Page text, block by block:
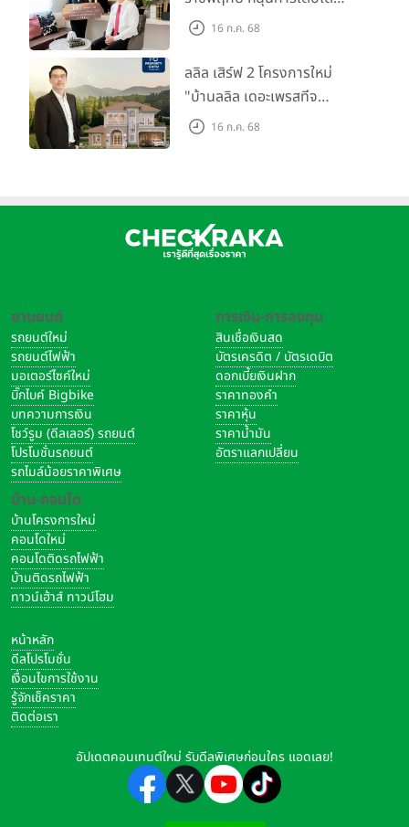
ตลาดที่อยู่อาศัย พร้อมเปิดตัว
ราชพฤกษ์-345" มูลค่า 600
ลบ.
16 ก.ค. 68
ลลิล เสิร์ฟ 2 โครงการใหม่
"บ้านลลิล เดอะเพรสทีจ
ราชบุรี" และ "ไลโอ ราชบุรี"
16 ก.ค. 68
ยานยนต์
รถยนต์ใหม่
รถยนต์ไฟฟ้า
มอเตอร์ไซค์ใหม่
บิ๊กไบค์ Bigbike
บทความการเงิน
โชว์รูม (ดีลเลอร์) รถยนต์
โปรโมชั่นรถยนต์
รถไมล์น้อยราคาพิเศษ
บ้าน-คอนโด
บ้านโครงการใหม่
คอนโดใหม่
คอนโดติดรถไฟฟ้า
บ้านติดรถไฟฟ้า
ทาวน์เฮ้าส์ ทาวน์โฮม
การเงิน-การลงทุน
สินเชื่อเงินสด
บัตรเครดิต / บัตรเดบิต
ดอกเบี้ยเงินฝาก
ราคาทองคำ
ราคาหุ้น
ราคาน้ำมัน
อัตราแลกเปลี่ยน
หน้าหลัก
ดีลโปรโมชั่น
เงื่อนไขการใช้งาน
รู้จักเช็คราคา
ติดต่อเรา
อัปเดตคอนเทนต์ใหม่ รับดีลพิเศษก่อนใคร แอดเลย!